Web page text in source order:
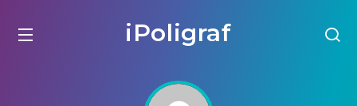
iPoligraf